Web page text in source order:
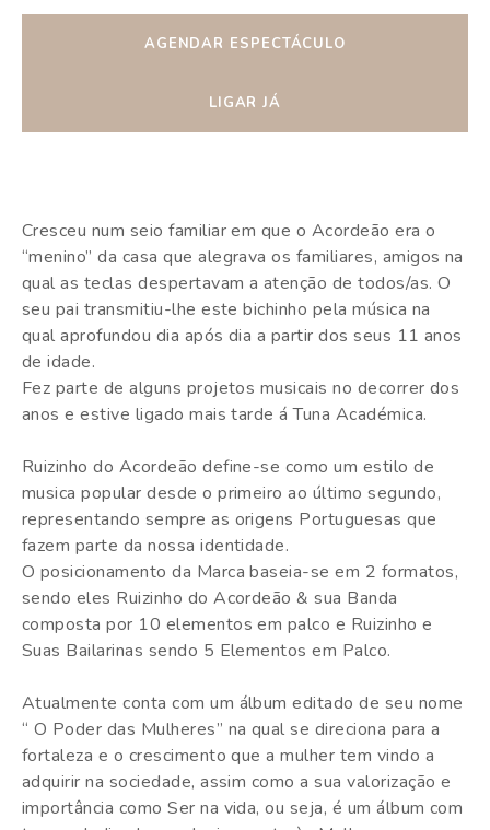
AGENDAR ESPECTÁCULO
LIGAR JÁ
Cresceu num seio familiar em que o Acordeão era o
“menino” da casa que alegrava os familiares, amigos na
qual as teclas despertavam a atenção de todos/as. O
seu pai transmitiu-lhe este bichinho pela música na
qual aprofundou dia após dia a partir dos seus 11 anos
de idade.
Fez parte de alguns projetos musicais no decorrer dos
anos e estive ligado mais tarde á Tuna Académica.
Ruizinho do Acordeão define-se como um estilo de
musica popular desde o primeiro ao último segundo,
representando sempre as origens Portuguesas que
fazem parte da nossa identidade.
O posicionamento da Marca baseia-se em 2 formatos,
sendo eles Ruizinho do Acordeão & sua Banda
composta por 10 elementos em palco e Ruizinho e
Suas Bailarinas sendo 5 Elementos em Palco.
Atualmente conta com um álbum editado de seu nome
“ O Poder das Mulheres” na qual se direciona para a
fortaleza e o crescimento que a mulher tem vindo a
adquirir na sociedade, assim como a sua valorização e
importância como Ser na vida, ou seja, é um álbum com